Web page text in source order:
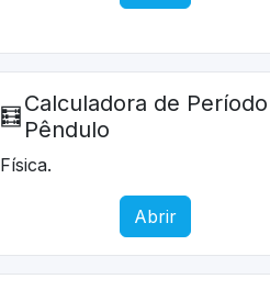
🧮 Calculadora de Período
Pêndulo
Física.
Abrir